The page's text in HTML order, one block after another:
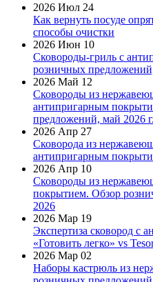
2026 Июл 24
Как вернуть посуде
способы очистки
2026 Июн 10
Сковороды-гриль с
розничных
2026 Май 12
Сковороды из
антипригарным
предложений, май 2026 г.
2026 Апр 27
Сковорода из
антипригарным
2026 Апр 10
Сковороды из
покрытием. Обзор
2026
2026 Мар 19
Экспертиза сковород с
«Готовить легко» vs
2026 Мар 02
Наборы кастрюль из